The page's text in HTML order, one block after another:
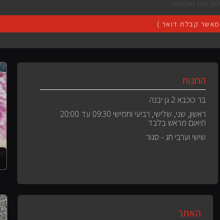
קבלת דואר )
החנות
בר כוכבא 2 גן יבנה
ראשון, שני, שלישי, רביעי וחמישי 09:30 עד 20:00
תיאום מראש בלבד
שישי וערבי חג - סגור
האתר